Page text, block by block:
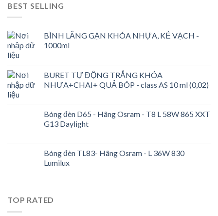
BEST SELLING
BÌNH LẮNG GẠN KHÓA NHỰA, KẺ VẠCH -
1000ml
BURET TỰ ĐỘNG TRẮNG KHÓA
NHƯA+CHAI+ QUẢ BÓP - class AS 10 ml (0,02)
Bóng đèn D65 - Hãng Osram - T8 L 58W 865 XXT
G13 Daylight
Bóng đèn TL83- Hãng Osram - L 36W 830
Lumilux
TOP RATED